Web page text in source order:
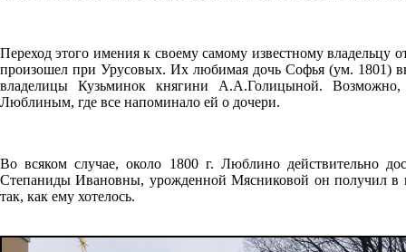
Переход этого имения к своему самому известному владельцу
произошел при Урусовых. Их любимая дочь Софья (ум. 1801)
владелицы Кузьминок княгини А.А.Голицыной.
Люблиным, где все напоминало ей о дочери.
Во всяком случае, около 1800 г. Люблино действительно
Степаниды Ивановны, урожденной Мясниковой он получил в
так, как ему хотелось.